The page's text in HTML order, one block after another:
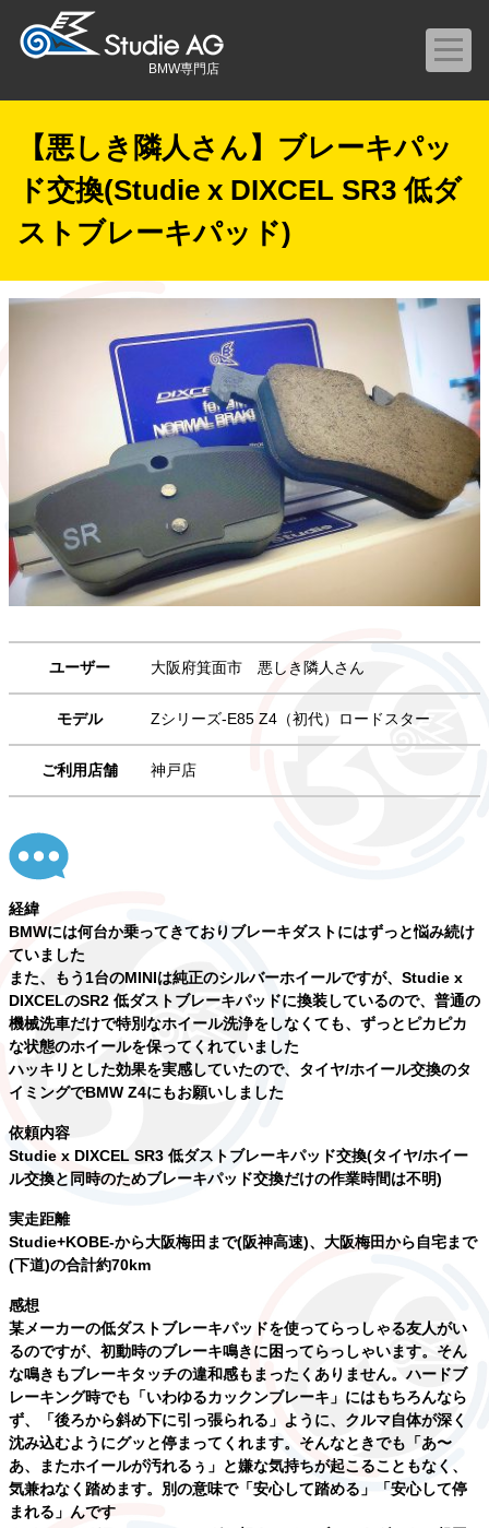
BMW専門店
【悪しき隣人さん】ブレーキパッ
ド交換(Studie x DIXCEL SR3 低ダ
ストブレーキパッド)
ユーザー 大阪府箕面市 悪しき隣人さん
モデル Zシリーズ-E85 Z4（初代）ロードスター
ご利用店舗 神戸店
経緯
BMWには何台か乗ってきておりブレーキダストにはずっと悩み続け
ていました
また、もう1台のMINIは純正のシルバーホイールですが、Studie x
DIXCELのSR2 低ダストブレーキパッドに換装しているので、普通の
機械洗車だけで特別なホイール洗浄をしなくても、ずっとピカピカ
な状態のホイールを保ってくれていました
ハッキリとした効果を実感していたので、タイヤ/ホイール交換のタ
イミングでBMW Z4にもお願いしました
依頼内容
Studie x DIXCEL SR3 低ダストブレーキパッド交換(タイヤ/ホイー
ル交換と同時のためブレーキパッド交換だけの作業時間は不明)
実走距離
Studie+KOBE-から大阪梅田まで(阪神高速)、大阪梅田から自宅まで
(下道)の合計約70km
感想
某メーカーの低ダストブレーキパッドを使ってらっしゃる友人がい
るのですが、初動時のブレーキ鳴きに困ってらっしゃいます。そん
な鳴きもブレーキタッチの違和感もまったくありません。ハードブ
レーキング時でも「いわゆるカックンブレーキ」にはもちろんなら
ず、「後ろから斜め下に引っ張られる」ように、クルマ自体が深く
沈み込むようにグッと停まってくれます。そんなときでも「あ〜
あ、またホイールが汚れるぅ」と嫌な気持ちが起こることもなく、
気兼ねなく踏めます。別の意味で「安心して踏める」「安心して停
まれる」んです